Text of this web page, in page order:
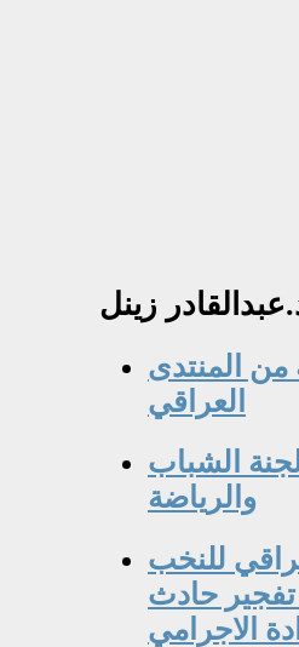
زينل
من المنتدى
العراقي
الشباب
والرياضة
للنخب
تفجير حادث
الاجرامي